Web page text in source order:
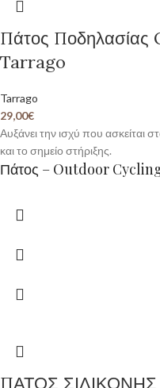
Πάτος
Tarrago
Tarrago
29,00€
Αυξάνει την ισχύ που ασκείται
και το σημείο στήριξης.
Πάτος – Outdoor
ΠΑΤΟΣ